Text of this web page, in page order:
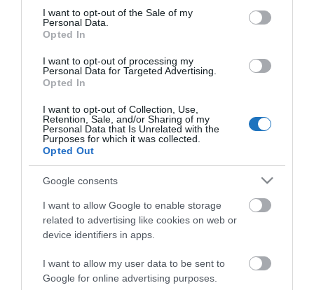
consent section.
I want to opt-out of the Sale of my
Personal Data.
Opted In
I want to opt-out of processing my
Personal Data for Targeted Advertising.
Opted In
I want to opt-out of Collection, Use,
Retention, Sale, and/or Sharing of my
Personal Data that Is Unrelated with the
Purposes for which it was collected.
Opted Out
Google consents
I want to allow Google to enable storage
related to advertising like cookies on web or
device identifiers in apps.
I want to allow my user data to be sent to
Google for online advertising purposes.
NÉZZ KÖRBE TÉMÁK SZERINT!
BOOKING BUDAPEST BUDAPEST AIRPORT
GYÓGYFÜRDŐ
KARANTÉN KORONAVÍRUS KÍNA LÉGIKÖZLEKEDÉS